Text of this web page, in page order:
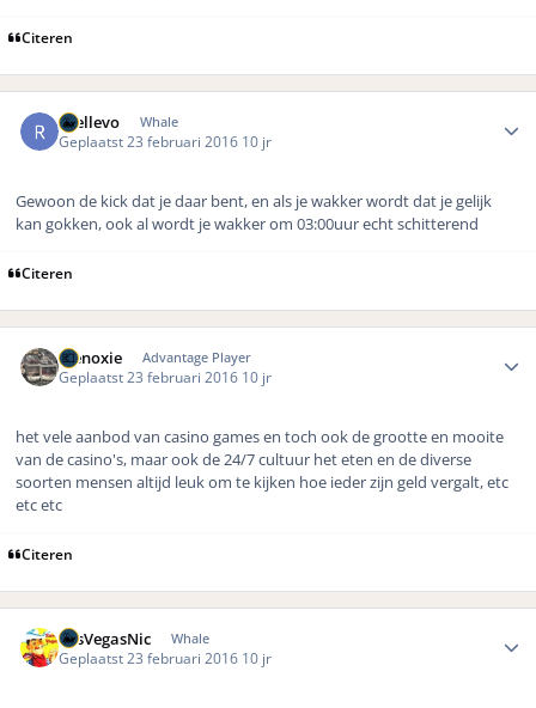
Citeren
rhellevo Whale
Geplaatst 23 februari 2016 10 jr
Gewoon de kick dat je daar bent, en als je wakker wordt dat je gelijk
kan gokken, ook al wordt je wakker om 03:00uur echt schitterend
Citeren
menoxie Advantage Player
Geplaatst 23 februari 2016 10 jr
het vele aanbod van casino games en toch ook de grootte en mooite
van de casino's, maar ook de 24/7 cultuur het eten en de diverse
soorten mensen altijd leuk om te kijken hoe ieder zijn geld vergalt, etc
etc etc
Citeren
LasVegasNic Whale
Geplaatst 23 februari 2016 10 jr